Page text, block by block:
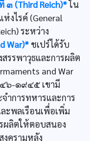
๓ (Third Reich)*ใน
งไรค์ (General
ระหว่าง
War)* ชเปร์ได้รับ
รรพาวุธและการผลิต
and War
๔๖-๑๙๔๕ เขามี
ำการทหารและการ
ะพลเรือนเพื่อเพิ่ม
ผลิตให้ตอบสนอง
งครามหลัง